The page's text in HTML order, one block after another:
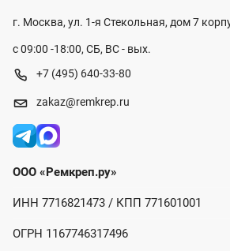
г. Москва, ул. 1-я Стекольная, дом 7
с 09:00 -18:00, СБ, ВС - вых.
+7 (495) 640-33-80
zakaz@remkrep.ru
ООО «Ремкреп.ру»
ИНН 7716821473 / КПП 771601001
ОГРН 1167746317496